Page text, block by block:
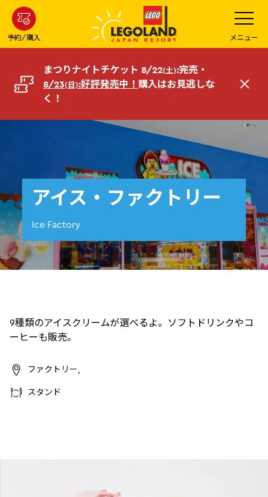
ン
コ
へ
予約/購入
メ
ニ
ュ
ー
を
開
メニュー
まつりナイトチケット 8/22(土):完売・
8/23(日):好評発売中！ 購入はお見逃しな
く！
閉
アイス・ファクトリー
Ice Factory
9種類のアイスクリームが選べるよ。ソフトドリンクやコ
ーヒーも販売。
ファクトリー,
スタンド